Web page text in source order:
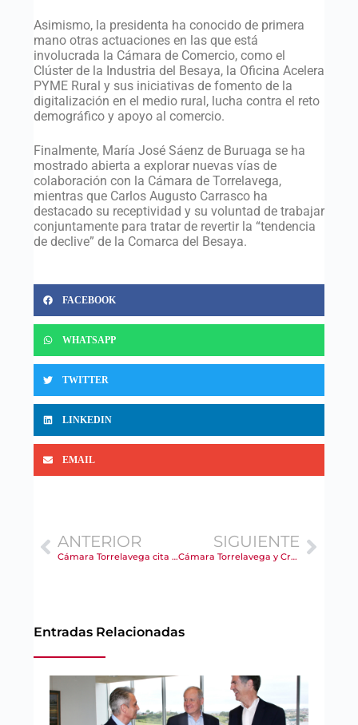
Asimismo, la presidenta ha conocido de primera
mano otras actuaciones en las que está
involucrada la Cámara de Comercio, como el
Clúster de la Industria del Besaya, la Oficina Acelera
PYME Rural y sus iniciativas de fomento de la
digitalización en el medio rural, lucha contra el reto
demográfico y apoyo al comercio.
Finalmente, María José Sáenz de Buruaga se ha
mostrado abierta a explorar nuevas vías de
colaboración con la Cámara de Torrelavega,
mientras que Carlos Augusto Carrasco ha
destacado su receptividad y su voluntad de trabajar
conjuntamente para tratar de revertir la “tendencia
de declive” de la Comarca del Besaya.
FACEBOOK
WHATSAPP
TWITTER
LINKEDIN
EMAIL
ANTERIOR
Cámara Torrelavega cita a emprendedores, comercio y empresas a sus nuevos cursos gratuitos de formación digital
SIGUIENTE
Cámara Torrelavega y Cruz Roja impulsarán la mentorización empresarial en programas de empleo
Entradas Relacionadas